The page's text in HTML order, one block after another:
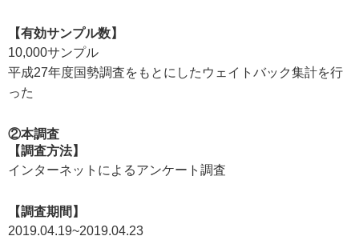
【有効サンプル数】
10,000サンプル
平成27年度国勢調査をもとにしたウェイトバック集計を行
った
②本調査
【調査方法】
インターネットによるアンケート調査
【調査期間】
2019.04.19~2019.04.23